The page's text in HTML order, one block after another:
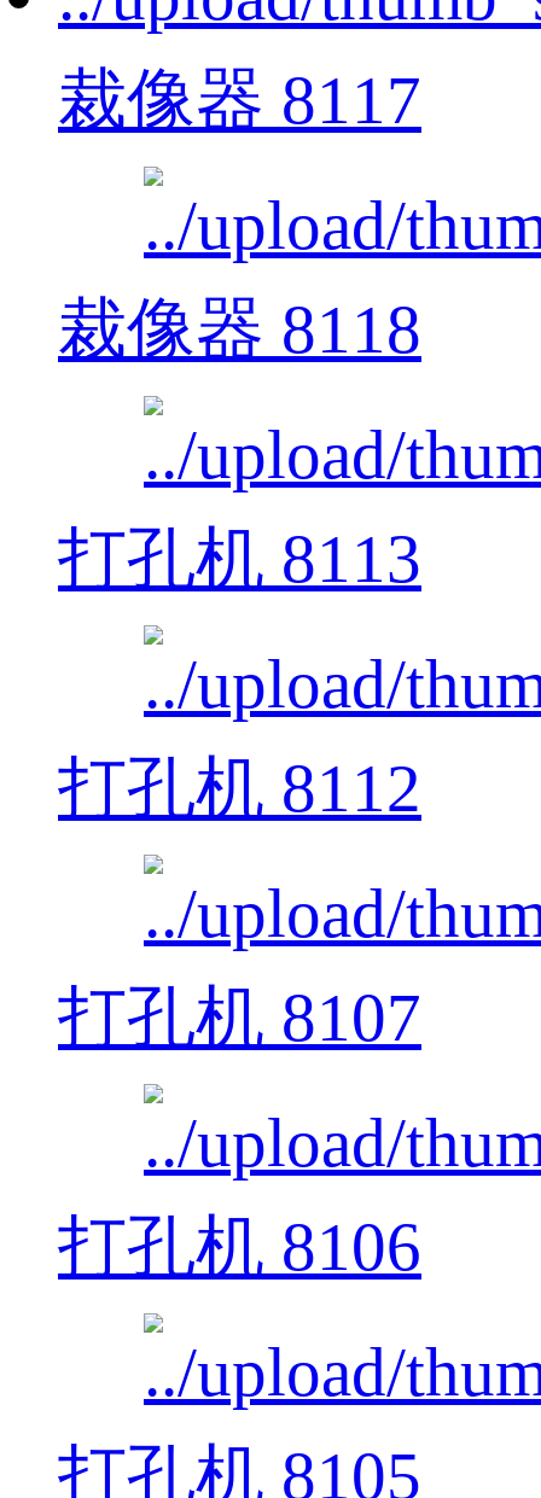
裁像器 8117
裁像器 8118
打孔机 8113
打孔机 8112
打孔机 8107
打孔机 8106
打孔机 8105